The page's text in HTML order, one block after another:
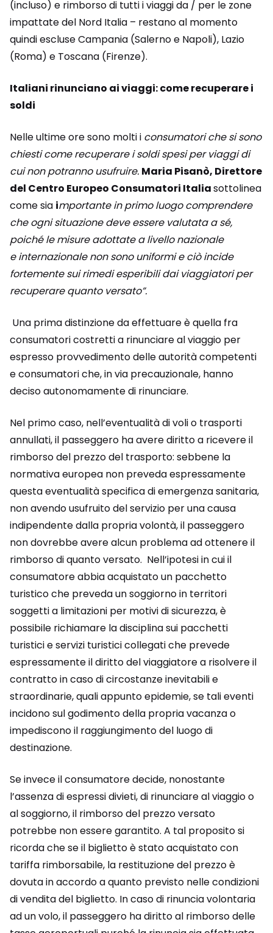
(incluso) e rimborso di tutti i viaggi da / per le zone
impattate del Nord Italia – restano al momento
quindi escluse Campania (Salerno e Napoli), Lazio
(Roma) e Toscana (Firenze).
Italiani rinunciano ai viaggi: come recuperare i
soldi
Nelle ultime ore sono molti i consumatori che si sono
chiesti come recuperare i soldi spesi per viaggi di
cui non potranno usufruire. Maria Pisanò, Direttore
del Centro Europeo Consumatori Italiasottolinea
come sia importante in primo luogo comprendere
che ogni situazione deve essere valutata a sé,
poiché le misure adottate a livello nazionale
e internazionale non sono uniformi e ciò incide
fortemente sui rimedi esperibili dai viaggiatori per
recuperare quanto versato”.
Una prima distinzione da effettuare è quella fra
consumatori costretti a rinunciare al viaggio per
espresso provvedimento delle autorità competenti
e consumatori che, in via precauzionale, hanno
deciso autonomamente di rinunciare.
Nel primo caso, nell’eventualità di voli o trasporti
annullati, il passeggero ha avere diritto a ricevere il
rimborso del prezzo del trasporto: sebbene la
normativa europea non preveda espressamente
questa eventualità specifica di emergenza sanitaria,
non avendo usufruito del servizio per una causa
indipendente dalla propria volontà, il passeggero
non dovrebbe avere alcun problema ad ottenere il
rimborso di quanto versato. Nell’ipotesi in cui il
consumatore abbia acquistato un pacchetto
turistico che preveda un soggiorno in territori
soggetti a limitazioni per motivi di sicurezza, è
possibile richiamare la disciplina sui pacchetti
turistici e servizi turistici collegati che prevede
espressamente il diritto del viaggiatore a risolvere il
contratto in caso di circostanze inevitabili e
straordinarie, quali appunto epidemie, se tali eventi
incidono sul godimento della propria vacanza o
impediscono il raggiungimento del luogo di
destinazione.
Se invece il consumatore decide, nonostante
l’assenza di espressi divieti, di rinunciare al viaggio o
al soggiorno, il rimborso del prezzo versato
potrebbe non essere garantito. A tal proposito si
ricorda che se il biglietto è stato acquistato con
tariffa rimborsabile, la restituzione del prezzo è
dovuta in accordo a quanto previsto nelle condizioni
di vendita del biglietto. In caso di rinuncia volontaria
ad un volo, il passeggero ha diritto al rimborso delle